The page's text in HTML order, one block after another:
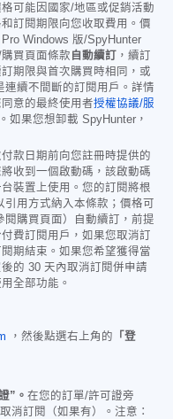
可能因國家/地區或促銷活動
訂閱期限向您收取費用。價
Pro Windows 版/SpyHunter
買頁面條款 自動續訂
，續訂
期限與首次購買時相同，或
續不間斷的訂閱用戶。詳情
意的最終使用者授權協議/服
。如果您想卸載 SpyHunter，
款日期前向您註冊時提供的
收到一個啟動碼，該啟動碼
裝置上使用。您的訂閱將根
用方式納入本條款；價格可
購買頁面）自動續訂，前提
費訂閱用戶，如果您取消訂
期結束。如果您希望獲得當
的 30 天內取消訂閱併申請
全部功能。
，然後點選右上角的 「登
”。 在您的訂單/許可證旁
消訂閱（如果有）。注意：